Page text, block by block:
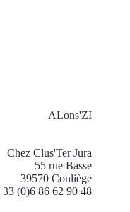
ALons'ZI
Chez Clus'Ter Jura
55 rue Basse
39570 Conliège
(0)6 86 62 90 48